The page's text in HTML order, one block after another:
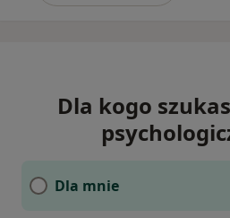
Dla kogo
Dla mnie